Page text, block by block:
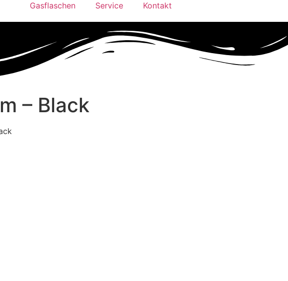
Gasflaschen Service Kontakt
– Black